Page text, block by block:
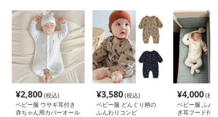
¥2,800(税込)
ベビー服 ウサギ耳付き
赤ちゃん用カバーオール
¥3,580(税込)
ベビー服 どんぐり柄の
ふんわりコンビ
¥4,000(税
ベビー服 ふん
ぎ耳フード付